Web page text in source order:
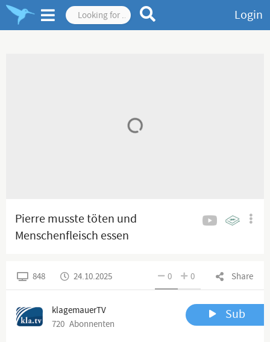
Login
Pierre musste töten und
Menschenfleisch essen
Share
0 0
848 24.10.2025
klagemauerTV
720 Abonnenten
Sub